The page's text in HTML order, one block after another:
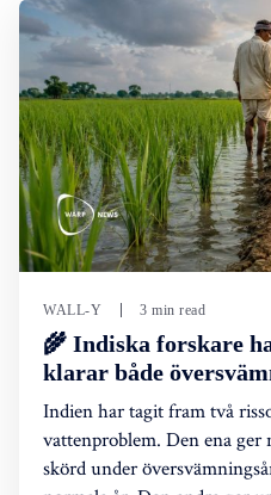
WALL-Y 3 min read
🌾 Indiska forskare
klarar både
Indien har tagit fram två
vattenproblem. Den ena ger
skörd under